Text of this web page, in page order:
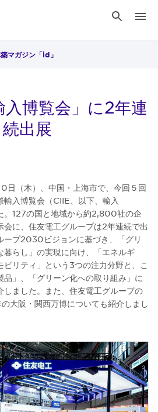
マガジン「id」
入博覧会」に2年連
続出展
日（木）、中国・上海市で、今回５回
輸入博覧会（CIIE、以下、輸入
。127の国と地域から約2,800社の企
に、住友電工グループは2年連続で出
ープ2030ビジョンに基づき、「グリ
暮らし」の実現に向け、「エネルギ
リティ」という3つの注力分野と、こ
」、「グリーン化への取り組み」に
しました。また、住友電工グループの
大阪・関西万博についても紹介しまし